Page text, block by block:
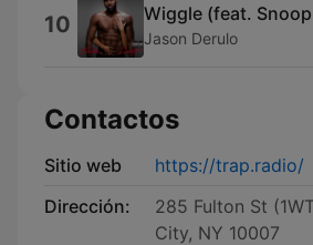
10 Wiggle (feat.
Jason Derulo
Contactos
Sitio web
https://trap.radio/
Dirección:
285 Fulton St
City, NY 10007